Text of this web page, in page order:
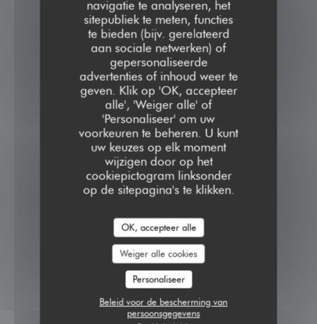
navigatie te analyseren, het
sitepubliek te meten, functies
te bieden (bijv. gerelateerd
aan sociale netwerken) of
gepersonaliseerde
advertenties of inhoud weer te
geven. Klik op 'OK, accepteer
alle', 'Weiger alle' of
'Personaliseer' om uw
voorkeuren te beheren. U kunt
uw keuzes op elk moment
wijzigen door op het
cookiepictogram linksonder
op de sitepagina's te klikken.
OK, accepteer alle
Weiger alle cookies
Personaliseer
Beleid voor de bescherming van
persoonsgegevens